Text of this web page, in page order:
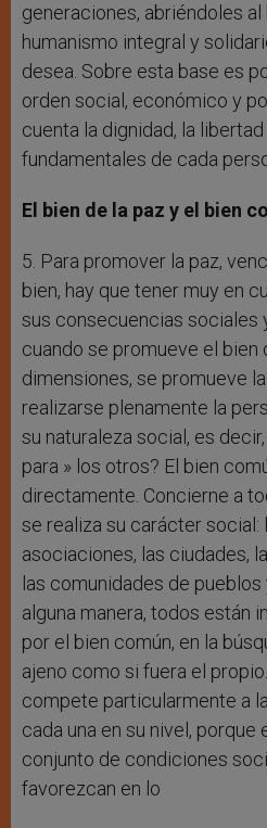
generaciones, abriéndoles al
humanismo integral y
desea. Sobre esta base es
orden social, económico y
cuenta la dignidad, la
fundamentales de cada
El bien de la paz y el bien
5. Para promover la paz,
bien, hay que tener muy en
sus consecuencias sociales
cuando se promueve el bien
dimensiones, se promueve
realizarse plenamente la
su naturaleza social, es
para » los otros? El bien
directamente. Concierne a
se realiza su carácter social:
asociaciones, las ciudades,
las comunidades de
alguna manera, todos están
por el bien común, en la
ajeno como si fuera el
compete particularmente a
cada una en su nivel, porque
conjunto de condiciones
favorezcan en lo